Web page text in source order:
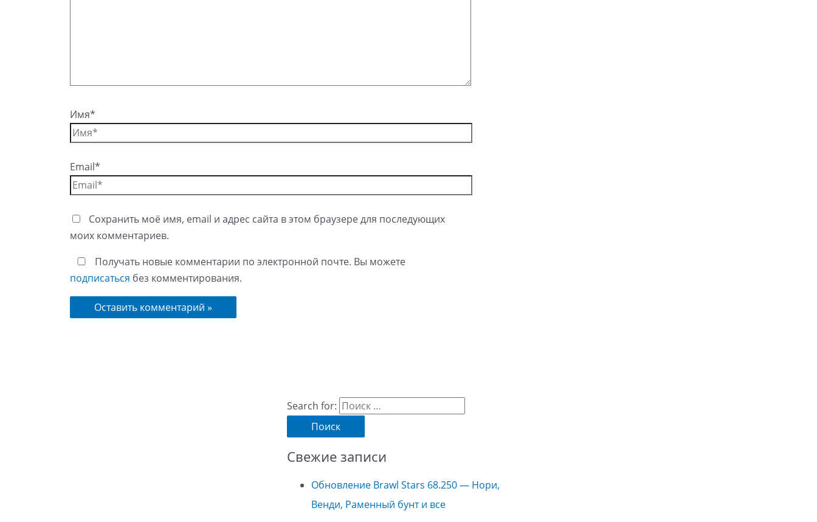
Имя*
Email*
Сохранить моё имя, email и адрес сайта в этом браузере для последующих
моих комментариев.
Получать новые комментарии по электронной почте. Вы можете
подписаться без комментирования.
Search for:
Свежие записи
Обновление Brawl Stars 68.250 — Нори,
Венди, Раменный бунт и все